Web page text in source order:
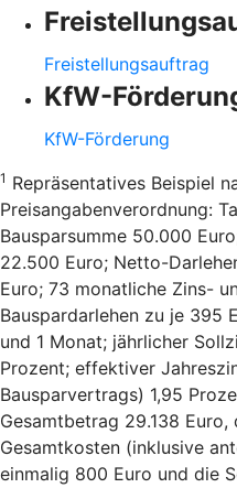
Freistellungsauftrag
KfW-
KfW-Förderung
1 Repräsentatives Beispiel
Preisangabenverordnung:
Bausparsumme 50.000
22.500 Euro; Netto-
Euro; 73 monatliche Zins-
Bauspardarlehen zu je 395
und 1 Monat; jährlicher
Prozent; effektiver
Bausparvertrags) 1,95
Gesamtbetrag 29.138 Euro,
Gesamtkosten (inklusive
einmalig 800 Euro und die